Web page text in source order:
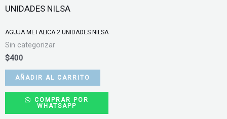
AGUJA METALICA 2 UNIDADES NILSA
Sin categorizar
$400
AÑADIR AL CARRITO
COMPRAR POR
WHATSAPP